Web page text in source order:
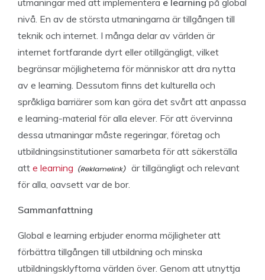
utmaningar med att implementera e learning på global
nivå. En av de största utmaningarna är tillgången till
teknik och internet. I många delar av världen är
internet fortfarande dyrt eller otillgängligt, vilket
begränsar möjligheterna för människor att dra nytta
av e learning. Dessutom finns det kulturella och
språkliga barriärer som kan göra det svårt att anpassa
e learning-material för alla elever. För att övervinna
dessa utmaningar måste regeringar, företag och
utbildningsinstitutioner samarbeta för att säkerställa
att e learning
är tillgängligt och relevant
för alla, oavsett var de bor.
Sammanfattning
Global e learning erbjuder enorma möjligheter att
förbättra tillgången till utbildning och minska
utbildningsklyftorna världen över. Genom att utnyttja